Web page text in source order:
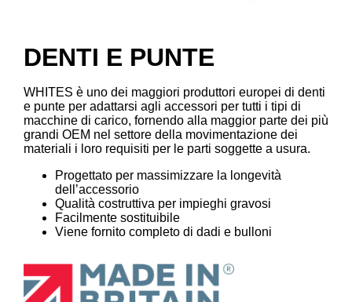
DENTI E PUNTE
WHITES è uno dei maggiori produttori europei di denti
e punte per adattarsi agli accessori per tutti i tipi di
macchine di carico, fornendo alla maggior parte dei più
grandi OEM nel settore della movimentazione dei
materiali i loro requisiti per le parti soggette a usura.
Progettato per massimizzare la longevità
dell’accessorio
Qualità costruttiva per impieghi gravosi
Facilmente sostituibile
Viene fornito completo di dadi e bulloni